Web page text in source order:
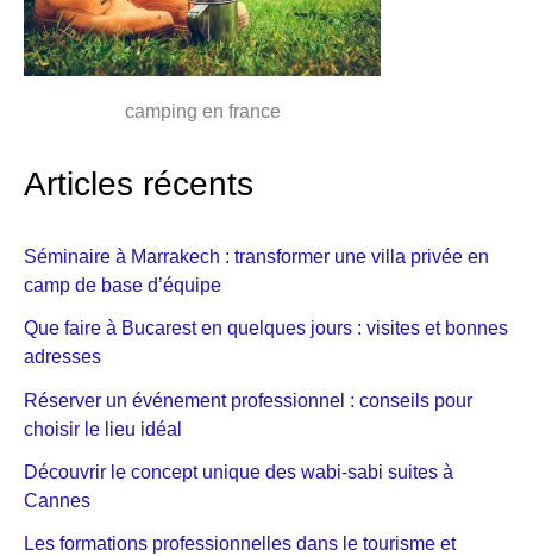
camping en france
Articles récents
Séminaire à Marrakech : transformer une villa privée en
camp de base d’équipe
Que faire à Bucarest en quelques jours : visites et bonnes
adresses
Réserver un événement professionnel : conseils pour
choisir le lieu idéal
Découvrir le concept unique des wabi-sabi suites à
Cannes
Les formations professionnelles dans le tourisme et